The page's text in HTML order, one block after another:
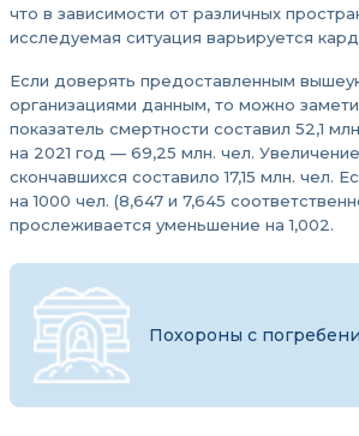
что в зависимости от различных
исследуемая ситуация варьируется
Если доверять предоставленным
организациями данным, то можно
показатель смертности составил 52,1
на 2021 год — 69,25 млн. чел.
скончавшихся составило 17,15 млн. чел.
на 1000 чел. (8,647 и 7,645
прослеживается уменьшение на 1,002.
Похороны с